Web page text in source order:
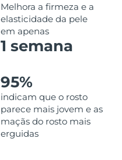
Melhora a firmeza e a
elasticidade da pele
em apenas
1 semana
95%
indicam que o rosto
parece mais jovem e as
maçãs do rosto mais
erguidas
Entrega prevista8/12/26
Entrega prevista
Entrega prevista8/10/26
Entrega prevista8/18/26